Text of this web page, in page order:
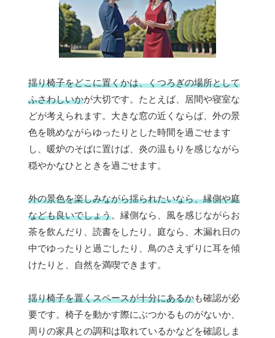
揺り椅子をどこに置くかは、くつろぎの場所として
ふさわしいかが大切です。たとえば、居間や寝室な
どが考えられます。大きな窓の近くならば、外の景
色を眺めながらゆったりとした時間を過ごせます
し、暖炉のそばに置けば、炎の温もりを感じながら
穏やかなひとときを過ごせます。
外の景色を楽しみながら揺られたいなら、縁側や庭
なども良いでしょう。縁側なら、風を感じながらお
茶を飲んだり、読書をしたり。庭なら、木漏れ日の
中でゆったりと過ごしたり、鳥のさえずりに耳を傾
けたりと、自然を満喫できます。
揺り椅子を置くスペースが十分にあるかも確認が必
要です。椅子を動かす際にぶつかるものがないか、
周りの家具との調和は取れているかなどを確認しま